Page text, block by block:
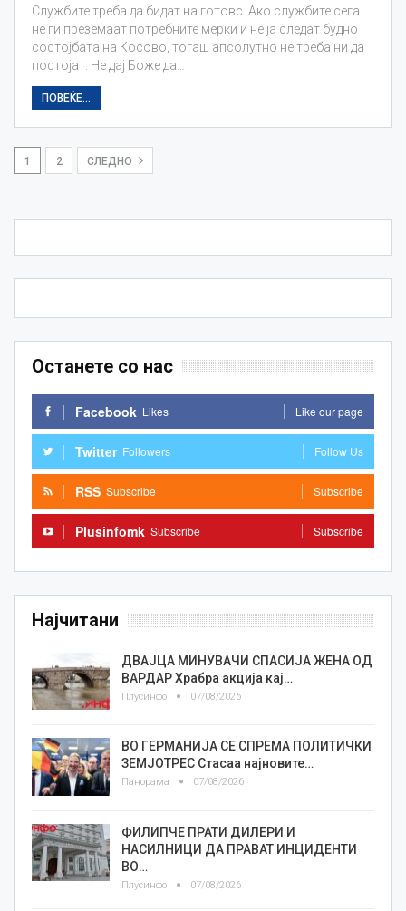
Службите треба да бидат на готовс. Ако службите сега
не ги преземаат потребните мерки и не ја следат будно
состојбата на Косово, тогаш апсолутно не треба ни да
постојат. Не дај Боже да…
ПОВЕЌЕ...
1 2 СЛЕДНО
Останете со нас
Facebook Likes Like our page
Twitter Followers Follow Us
RSS Subscribe Subscribe
Plusinfomk Subscribe Subscribe
Најчитани
ДВАЈЦА МИНУВАЧИ СПАСИЈА ЖЕНА ОД
ВАРДАР Храбра акција кај…
Плусинфо 07/08/2026
ВО ГЕРМАНИЈА СЕ СПРЕМА ПОЛИТИЧКИ
ЗЕМЈОТРЕС Стасаа најновите…
Панорама 07/08/2026
ФИЛИПЧЕ ПРАТИ ДИЛЕРИ И
НАСИЛНИЦИ ДА ПРАВАТ ИНЦИДЕНТИ
ВО…
Плусинфо 07/08/2026